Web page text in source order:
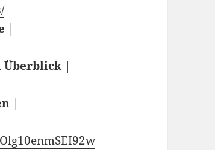
|
Überblick |
|